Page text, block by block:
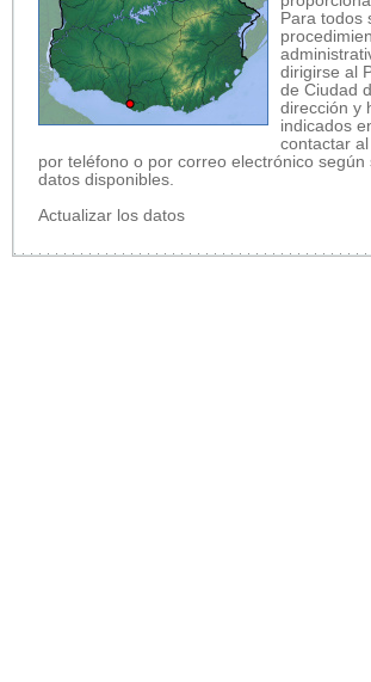
Para todos
dirigirse al
de Ciudad
dirección y
indicados
contactar
por teléfono o por correo electrónico según
datos disponibles.
Actualizar los datos